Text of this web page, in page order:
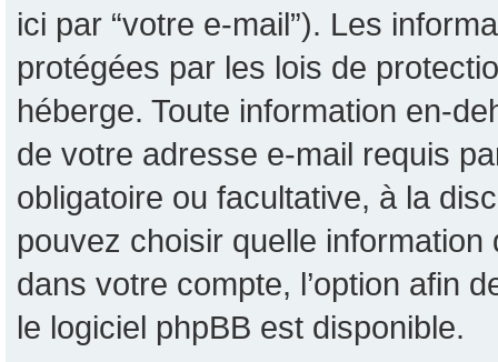
ici par “votre e-mail”). Les
protégées par les lois de
héberge. Toute information en-
de votre adresse e-mail requis
obligatoire ou facultative, à la
pouvez choisir quelle
dans votre compte, l’option afin
le logiciel phpBB est disponible.